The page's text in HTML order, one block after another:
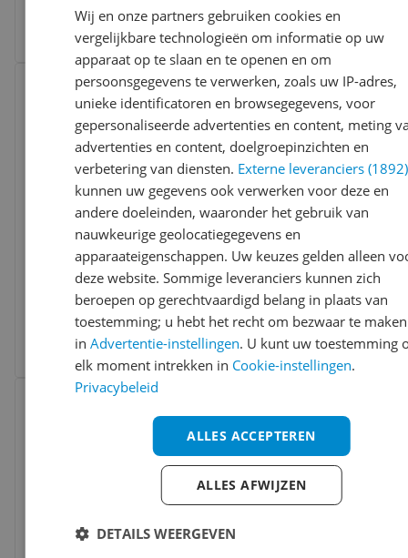
2 prijzen
Ga naar goedkoopste
Vergelijken Laagste prijs ooit
Solis Vario Temp Kettle 5516 - Waterkoker
met Temperatuurregeling - RVS
v.a. € 69,99
-12%
3 prijzen
Ga naar goedkoopste
Bekijk product
Bekijk product
Wij en onze partners gebruiken cookies en
vergelijkbare technologieën om informatie op uw
apparaat op te slaan en te openen en om
persoonsgegevens te verwerken, zoals uw IP-adres,
unieke identificatoren en browsegegevens, voor
gepersonaliseerde advertenties en content, meting
advertenties en content, doelgroepinzichten en
verbetering van diensten. Externe leveranciers (1892)
kunnen uw gegevens ook verwerken voor deze en
andere doeleinden, waaronder het gebruik van
nauwkeurige geolocatiegegevens en
apparaateigenschappen. Uw keuzes gelden alleen
deze website. Sommige leveranciers kunnen zich
beroepen op gerechtvaardigd belang in plaats van
toestemming; u hebt het recht om bezwaar te maken
inAdvertentie-instellingen. U kunt uw toestemming
elk moment intrekken in Cookie-instellingen.
Privacybeleid
ALLES ACCEPTEREN
ALLES AFWIJZEN
DETAILS WEERGEVEN